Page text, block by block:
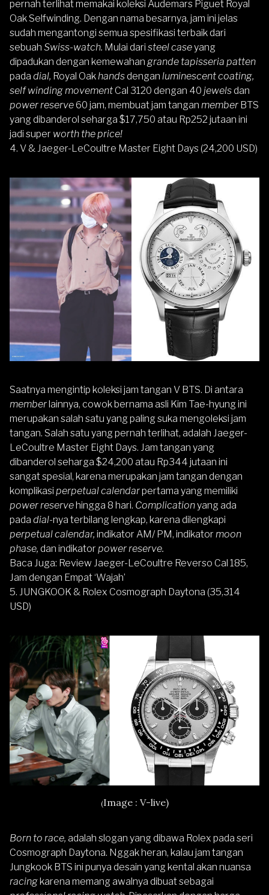
pernah terlihat memakai koleksi Audemars Piguet Royal
Oak Selfwinding. Dengan nama besarnya, jam ini jelas
sudah mengantongi semua spesifikasi terbaik dari
sebuah Swiss-watch. Mulai dari steel caseyang
dipadukan dengan kemewahan grande tapisseria patten
pada dial, Royal Oakhandsdengan luminescent coating,
self winding movementCal 3120 dengan 40 jewelsdan
power reserve60 jam, membuat jam tangan member BTS
yang dibanderol seharga $17,750 atau Rp252 jutaan ini
jadi super worth the price!
4. V & Jaeger-LeCoultre Master Eight Days (24,200 USD)
Saatnya mengintip koleksi jam tangan V BTS. Di antara
memberlainnya, cowok bernama asli Kim Tae-hyung ini
merupakan salah satu yang paling suka mengoleksi jam
tangan. Salah satu yang pernah terlihat, adalah Jaeger-
LeCoultre Master Eight Days. Jam tangan yang
dibanderol seharga $24,200 atau Rp344 jutaan ini
sangat spesial, karena merupakan jam tangan dengan
komplikasi perpetual calendarpertama yang memiliki
power reservehingga 8 hari. Complicationyang ada
pada dial-nya terbilang lengkap, karena dilengkapi
perpetual calendar, indikator AM/ PM, indikator moon
phase, dan indikator power reserve.
Baca Juga: Review Jaeger-LeCoultre Reverso Cal 185,
Jam dengan Empat ‘Wajah’
5. JUNGKOOK & Rolex Cosmograph Daytona (35,314
USD)
(Image : V-live)
Born to race, adalah slogan yang dibawa Rolex pada seri
Cosmograph Daytona. Nggak heran, kalau jam tangan
Jungkook BTS ini punya desain yang kental akan nuansa
racing karena memang awalnya dibuat sebagai